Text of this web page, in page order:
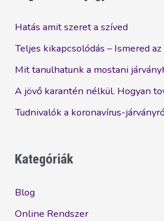
Hatás amit szeret a szíved
Teljes kikapcsolódás – Ismered
Mit tanulhatunk a mostani
A jövő karantén nélkül. Hogyan
Tudnivalók a koronavírus-
Kategóriák
Blog
Online Rendszer